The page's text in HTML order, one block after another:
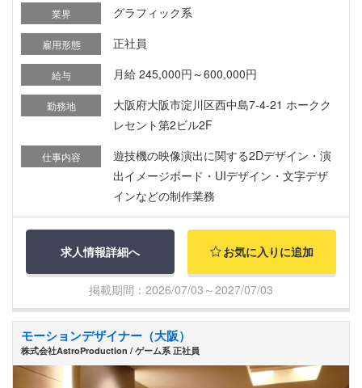
業界 グラフィック系
雇用形態 正社員
給与 月給 245,000円～600,000円
勤務地
大阪府大阪市淀川区西中島7-4-21 ホークク
レセント第2ビル2F
仕事内容
遊技機の映像演出に関する2Dデザイン・演
出イメージボード・UIデザイン・文字デザ
インなどの制作業務
求人情報詳細へ お気に入りに追加
掲載期間：2026/07/03～2027/07/03
モーションデザイナー（大阪）
株式会社AstroProduction / ゲーム系 正社員